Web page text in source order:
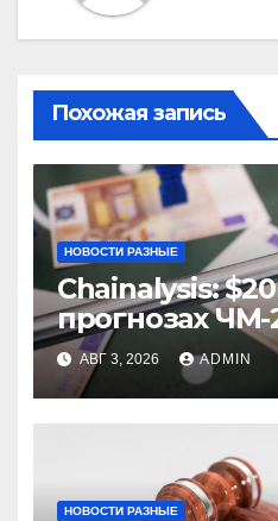
Похожая запись
НОВОСТИ РАЗНЫЕ
Chainalysis:
прогнозах ЧМ-
из них
АВГ 3, 2026 ADMIN
НОВОСТИ РАЗНЫЕ